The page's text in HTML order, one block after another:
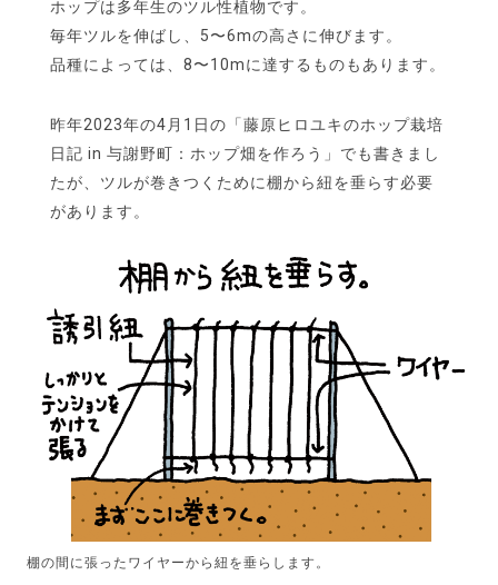
ホップは多年生のツル性植物です。
毎年ツルを伸ばし、5〜6mの高さに伸びます。
品種によっては、8〜10mに達するものもあります。
昨年2023年の​4月1日の「藤原ヒロユキのホップ栽培
日記 in 与謝野町：ホップ畑を作ろう」でも書きまし
たが、ツルが巻きつくために棚から紐を垂らす必要
があります。
棚の間に張ったワイヤーから紐を垂らします。